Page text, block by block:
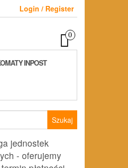
Login / Register
0
INPOST
jednostek
- oferujemy